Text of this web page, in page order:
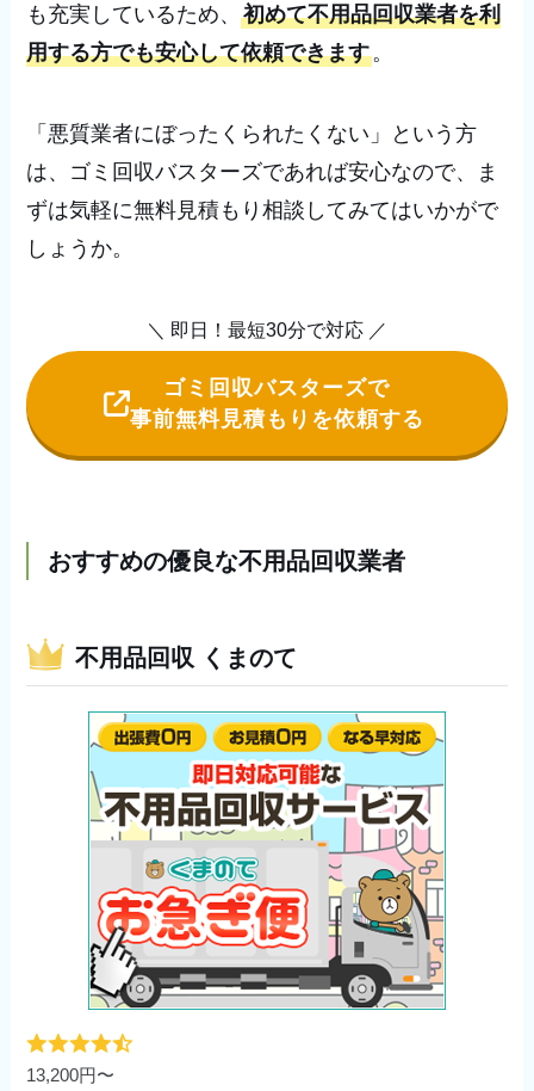
も充実しているため、初めて不用品回収業者を利
用する方でも安心して依頼できます。
「悪質業者にぼったくられたくない」という方
は、ゴミ回収バスターズであれば安心なので、ま
ずは気軽に無料見積もり相談してみてはいかがで
しょうか。
＼ 即日！最短30分で対応 ／
ゴミ回収バスターズで
事前無料見積もりを依頼する
おすすめの優良な不用品回収業者
不用品回収 くまのて
13,200円〜